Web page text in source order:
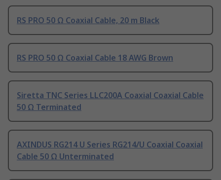
RS PRO 50 Ω Coaxial Cable, 20 m Black
RS PRO 50 Ω Coaxial Cable 18 AWG Brown
Siretta TNC Series LLC200A Coaxial Coaxial Cable
50 Ω Terminated
AXINDUS RG214 U Series RG214/U Coaxial Coaxial
Cable 50 Ω Unterminated